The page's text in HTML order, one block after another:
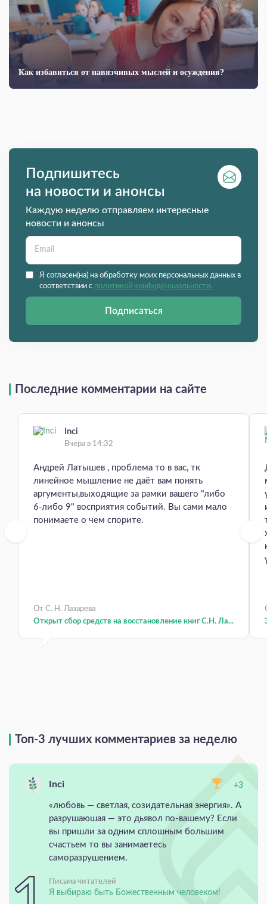
Как избавиться от навязчивых мыслей и осуждения?
Подпишитесь
на новости и анонсы
Каждую неделю отправляем интересные
новости и анонсы
Я согласен(на) на обработку моих персональных данных в
соответствии с политикой конфиденциальности.
Подписаться
Последние комментарии на сайте
Inci
Вчера в 14:32
Андрей Латышев , проблема то в вас, тк
линейное мышление не даёт вам понять
аргументы,выходящие за рамки вашего "либо
6-либо 9" восприятия событий. Вы сами мало
понимаете о чем спорите.
От С. Н. Лазарева
Открыт сбор средств на восстановление книг С.Н. Ла...
Топ-3 лучших комментариев за неделю
Inci +3
«любовь — светлая, созидательная энергия». А
разрушаюшая — это дьявол по-вашему? Если
вы пришли за одним сплошным большим
счастьем то вы занимаетесь
саморазрушением.
Письма читателей
Я выбираю быть Божественным человеком!